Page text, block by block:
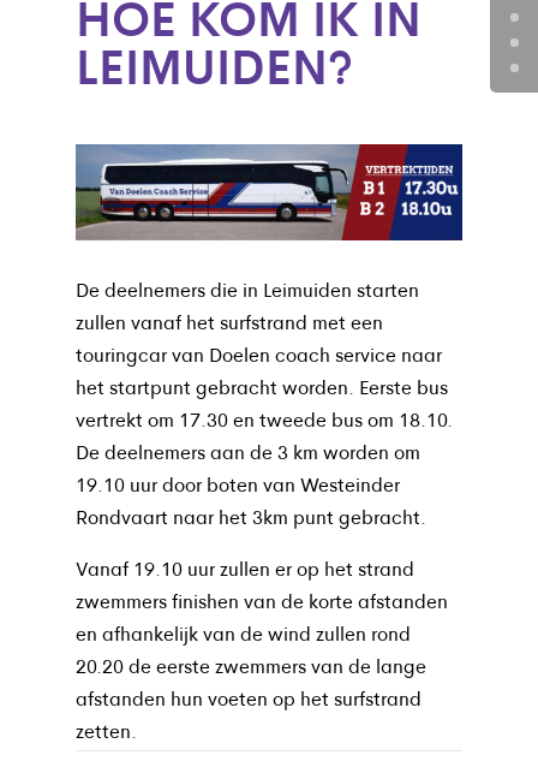
HOE KOM IK IN
LEIMUIDEN?
De deelnemers die in Leimuiden starten
zullen vanaf het surfstrand met een
touringcar van Doelen coach service naar
het startpunt gebracht worden. Eerste bus
vertrekt om 17.30 en tweede bus om 18.10.
De deelnemers aan de 3 km worden om
19.10 uur door boten van Westeinder
Rondvaart naar het 3km punt gebracht.
Vanaf 19.10 uur zullen er op het strand
zwemmers finishen van de korte afstanden
en afhankelijk van de wind zullen rond
20.20 de eerste zwemmers van de lange
afstanden hun voeten op het surfstrand
zetten.